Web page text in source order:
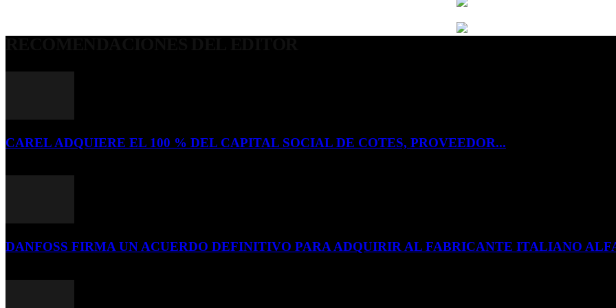
CAREL ADQUIERE EL 100 % DEL CAPITAL SOCIAL DE COTES, PROVEEDOR...
DANFOSS FIRMA UN ACUERDO DEFINITIVO PARA ADQUIRIR AL FABRICANTE ITALIANO